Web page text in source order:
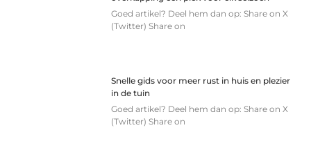
Goed artikel? Deel hem dan op: Share on X
(Twitter) Share on
Snelle gids voor meer rust in huis en plezier
in de tuin
Goed artikel? Deel hem dan op: Share on X
(Twitter) Share on